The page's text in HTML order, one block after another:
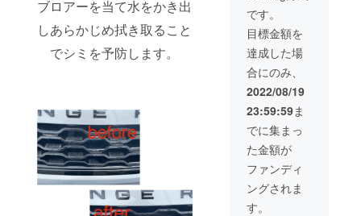
ブロアーを当て水をかき出
しあらかじめ拭き取ること
でシミを予防します。
【超早
割】
→【早
割】
→【ca
mp-fire
限定価
格】
の順で
リター
ンを
行って
まいり
ます。
不純物
がない
ので水
切れが
良い ・
炎天下
車でも
焦らな
くて良
い ・窓
ガラス
フィル
ム施工
メ！
～メ
リット
～ ・水
シミが
残らな
い ・水
シミが
残らな
いので
洗車後
ふき取
り不要
ただけ
ます！
【5L】
の純水
機より
も
【10L】
の純水
機はイ
オン交
換樹脂
の寿命
が長
です。
目標金額を
達成した場
合にのみ、
2022/08/19
23:59:59ま
でに集まっ
た金額が
ファンディ
ングされま
す。